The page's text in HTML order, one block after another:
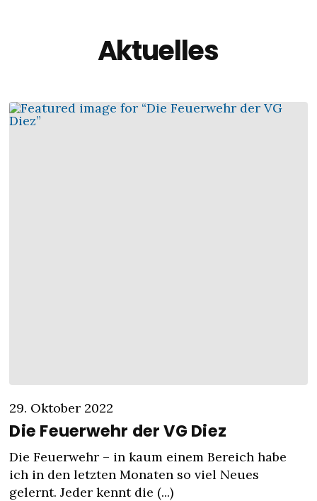
Aktuelles
29. Oktober 2022
Die Feuerwehr der VG Diez
Die Feuerwehr – in kaum einem Bereich habe
ich in den letzten Monaten so viel Neues
gelernt. Jeder kennt die (...)